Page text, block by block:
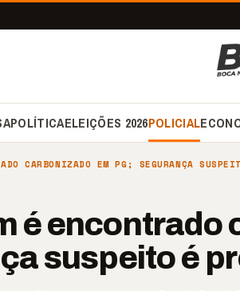
POLÍTICAELEIÇÕES 2026POLICIAL
CARBONIZADO EM PG; SEGURANÇA
é encontrado
suspeito é